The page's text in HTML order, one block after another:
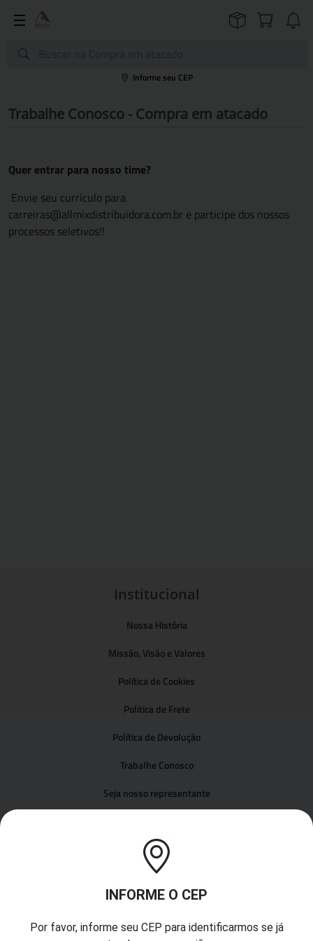
Informe seu CEP
Trabalhe Conosco - Compra em atacado
Quer entrar para nosso time?
Envie seu currículo para
carreiras@allmixdistribuidora.com.br e participe dos nossos
processos seletivos!!
Institucional
Nossa História
Missão, Visão e Valores
Política de Cookies
Politica de Frete
Política de Devolução
Trabalhe Conosco
Seja nosso representante
Catálogos
Catálogo Presentes
INFORME O CEP
Por favor, informe seu CEP para identificarmos se já